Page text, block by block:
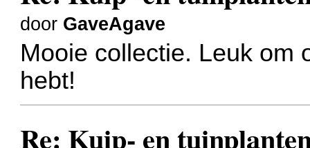
door GaveAgave
Mooie collectie. Leuk om
hebt!
Re: Kuip- en